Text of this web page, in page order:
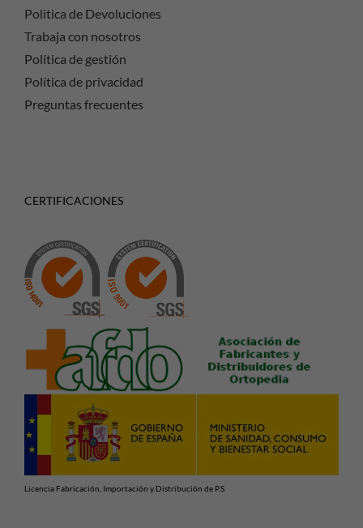
Politica de Devoluciones
Trabaja con nosotros
Política de gestión
Política de privacidad
Preguntas frecuentes
CERTIFICACIONES
Licencia Fabricación, Importación y Distribución de P.S.